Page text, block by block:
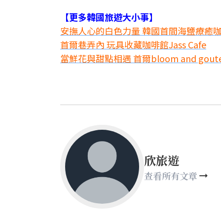
【更多韓國旅遊大小事】
安撫人心的白色力量 韓國首間海鹽療癒
首爾巷弄內 玩具收藏咖啡館Jass Cafe
當鮮花與甜點相遇 首爾bloom and
欣旅遊
查看所有文章